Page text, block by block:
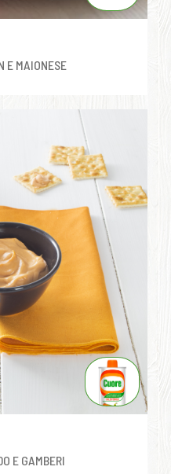
E MAIONESE
E GAMBERI